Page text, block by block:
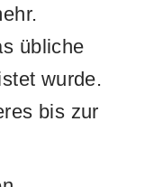
übliche
wurde.
bis zur